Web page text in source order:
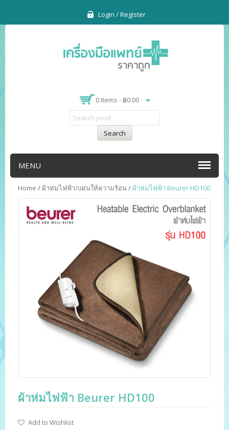
Login / Register
0 Items - ฿0.00
Search
MENU
Home / ผ้าห่มไฟฟ้า/แผ่นให้ความร้อน/ผ้าห่มไฟฟ้า Beurer HD100
ผ้าห่มไฟฟ้า Beurer HD100
Add to Wishlist